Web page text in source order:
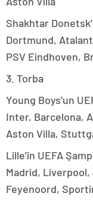
Shakhtar
Dortmund,
PSV Eindhoven,
3. Torba
Young Boys’un
Inter, Barcelona,
Aston Villa,
Lille’in UEFA
Madrid,
Feyenoord,